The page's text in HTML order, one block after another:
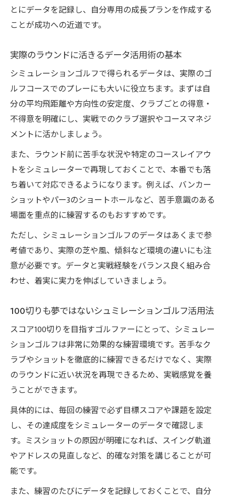
とにデータを記録し、自分専用の成長プランを作成する
ことが成功への近道です。
実際のラウンドに活きるデータ活用術の基本
シミュレーションゴルフで得られるデータは、実際のゴ
ルフコースでのプレーにも大いに役立ちます。まずは自
分の平均飛距離や方向性の安定度、クラブごとの得意・
不得意を明確にし、実戦でのクラブ選択やコースマネジ
メントに活かしましょう。
また、ラウンド前に苦手な状況や特定のコースレイアウ
トをシミュレーターで再現しておくことで、本番でも落
ち着いて対応できるようになります。例えば、バンカー
ショットやパー3のショートホールなど、苦手意識のある
場面を重点的に練習するのもおすすめです。
ただし、シミュレーションゴルフのデータはあくまで参
考値であり、実際の芝や風、傾斜など環境の違いにも注
意が必要です。データと実戦経験をバランス良く組み合
わせ、着実に実力を伸ばしていきましょう。
100切りも夢ではないシュミレーションゴルフ活用法
スコア100切りを目指すゴルファーにとって、シミュレー
ションゴルフは非常に効果的な練習環境です。苦手なク
ラブやショットを徹底的に練習できるだけでなく、実際
のラウンドに近い状況を再現できるため、実戦感覚を養
うことができます。
具体的には、毎回の練習で必ず目標スコアや課題を設定
し、その達成度をシミュレーターのデータで確認しま
す。ミスショットの原因が明確になれば、スイング軌道
やアドレスの見直しなど、的確な対策を講じることが可
能です。
また、練習のたびにデータを記録しておくことで、自分